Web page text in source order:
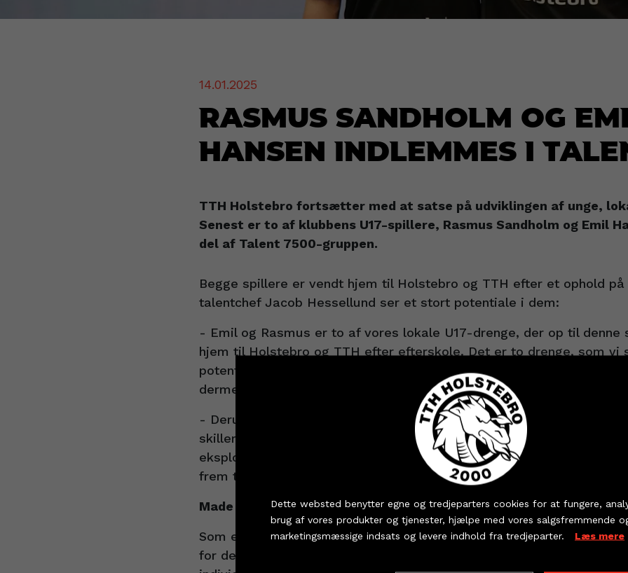
Køb dine billetter og sæsonkort - eller hent dine
KØB BILLET PARTNERBILLETTER
14.01.2025
Rasmus Sandholm og
Hansen indlemmes i
TTH Holstebro fortsætter med at satse på udviklingen af unge,
Senest er to af klubbens U17-spillere, Rasmus Sandholm og Emil
del af Talent 7500-gruppen.
Begge spillere er vendt hjem til Holstebro og TTH efter et ophold
talentchef Jacob Hessellund ser et stort potentiale i dem:
- Emil og Rasmus er to af vores lokale U17-drenge, der op til denne
hjem til Holstebro og TTH efter efterskole. Det er to drenge, som vi
potentiale i for fremtiden. Begge er bagspillere, men vigtigst –
dermed også dygtige forsvarsspillere.
- Derudover indeholder de ret forskellige kompetencer
skiller sig ud med sit enorme overblik og skud fra distancen, imens
eksplosive spillestil er ubehagelig for de fleste forsvarsspillere i
frem til at følge deres udvikling som en del af Talent 7500, udtaler
Made in Holstebro-talenter med optimale betingelser
Som en del af Talent 7500 får Rasmus Sandholm og Emil Hansen
for deres fortsatte udvikling. Programmet giver dem blandt andet
Dette websted benytter egne og tredjeparters cookies for at fungere,
brug af vores produkter og tjenester, hjælpe med vores salgsfremmende
marketingsmæssige indsats og levere indhold fra tredjeparter. Læs mere